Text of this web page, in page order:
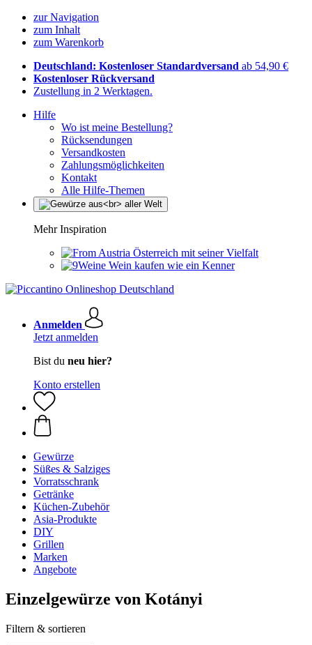
zur Navigation
zum Inhalt
zum Warenkorb
Deutschland: Kostenloser Standardversand ab 54,90 €
Kostenloser Rückversand
Zustellung in 2 Werktagen.
Hilfe
Wo ist meine Bestellung?
Rücksendungen
Versandkosten
Zahlungsmöglichkeiten
Kontakt
Alle Hilfe-Themen
Mehr Inspiration
Österreich mit seiner Vielfalt
Wein kaufen wie ein Kenner
Anmelden
Jetzt anmelden
Bist du neu hier?
Konto erstellen
Gewürze
Süßes & Salziges
Vorratsschrank
Getränke
Küchen-Zubehör
Asia-Produkte
DIY
Grillen
Marken
Angebote
Einzelgewürze von Kotányi
Filtern & sortieren